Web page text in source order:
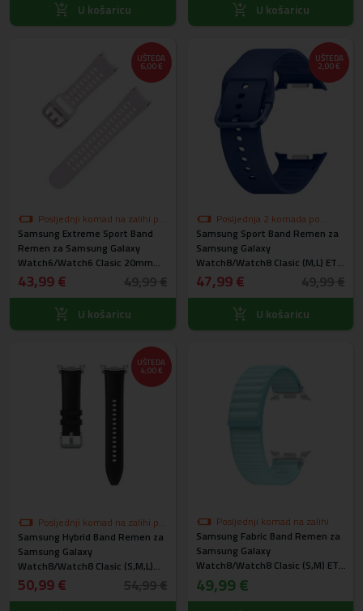
U košaricu U košaricu
UŠTEDA
6,00 €
Posljednji komad na zalihi po
akcijskoj cijeni
Samsung Extreme Sport Band
Remen za Samsung Galaxy
Watch6/Watch6 Clasic 20mm
(M,L) ET-SXR94LVEGEU
43,99 €
U košaricu
UŠTEDA
2,00 €
Posljednja 2 komada po
akcijskoj cijeni
Samsung Sport Band Remen za
Samsung Galaxy
Watch8/Watch8 Clasic (M,L) ET-
SNL33LNEGEU
47,99 €
U košaricu
UŠTEDA
4,00 €
Posljednji komad na zalihi po
akcijskoj cijeni
Samsung Hybrid Band Remen za
Samsung Galaxy
Watch8/Watch8 Clasic (S,M,L)
ET-SLL50LBEGEU
50,99 €
Posljednji komad na zalihi
Samsung Fabric Band Remen za
Samsung Galaxy
Watch8/Watch8 Clasic (S,M) ET-
SVL32SMEGEU
49,99 €